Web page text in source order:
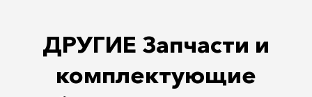
ДРУГИЕ Запчасти и
комплектующие